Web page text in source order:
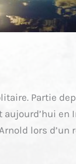
Partie
en
lors d’un